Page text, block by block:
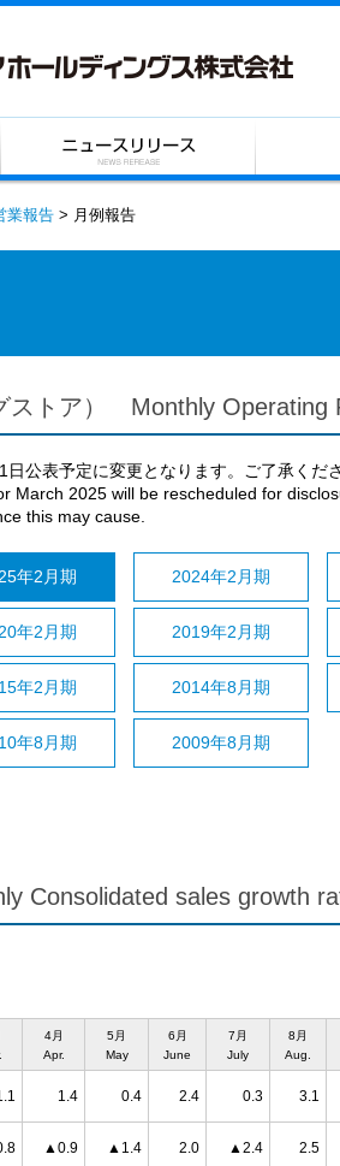
業報告 月例報告
ストア） Monthly Operating
公表予定に変更となります。ご了承くださ
March 2025 will be rescheduled for
this may cause.
年2月期 2024年2月期
年2月期 2019年2月期
年2月期 2014年8月期
年8月期 2009年8月期
Consolidated sales growth
4月
Apr.
5月
May
6月
June
7月
July
8月
Aug.
1.4 0.4 2.4 0.3 3.1
▲0.9 ▲1.4 2.0 ▲2.4 2.5